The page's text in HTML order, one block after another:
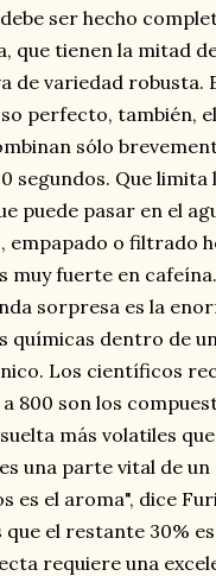
ser hecho
que tienen la mitad
de variedad robusta.
perfecto, también,
sólo
segundos. Que limita
puede pasar en el
empapado o filtrado
muy fuerte en cafeína.
sorpresa es la
químicas dentro de
Los científicos
a 800 son los
más volatiles
una parte vital de
es el aroma", dice
el restante 30%
requiere una